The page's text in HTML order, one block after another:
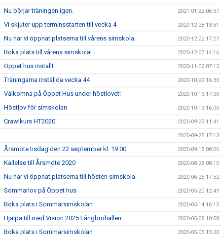
Nu börjar träningen igen. 2021-01-22 06:57
Vi skjuter upp terminsstarten till vecka 4 2020-12-28 13:51
Nu har vi öppnat platserna till vårens simskola. 2020-12-22 17:27
Boka plats till vårens simskola! 2020-12-07 14:16
Öppet hus inställt 2020-11-02 07:12
Träningarna inställda vecka 44 2020-10-29 16:30
Välkomna på Öppet Hus under höstlovet! 2020-10-13 17:00
Höstlov för simskolan 2020-10-13 16:00
Crawlkurs HT2020 2020-09-29 11:41
2020-09-25 17:13
Årsmöte tisdag den 22 september kl. 19:00 2020-09-15 08:06
Kallelse till Årsmöte 2020 2020-08-25 08:10
Nu har vi öppnat platserna till hösten simskola. 2020-06-25 17:52
Sommarlov på Öppet hus 2020-05-20 12:49
Boka plats i Sommarsimskolan 2020-05-14 16:15
Hjälpa till med Vision 2025 Långbrohallen 2020-05-08 10:58
Boka plats i Sommarsimskolan 2020-05-05 15:20